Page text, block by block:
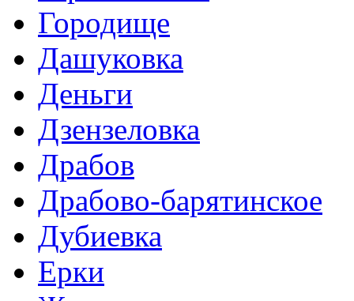
Городище
Дашуковка
Деньги
Дзензеловка
Драбов
Драбово-барятинское
Дубиевка
Ерки